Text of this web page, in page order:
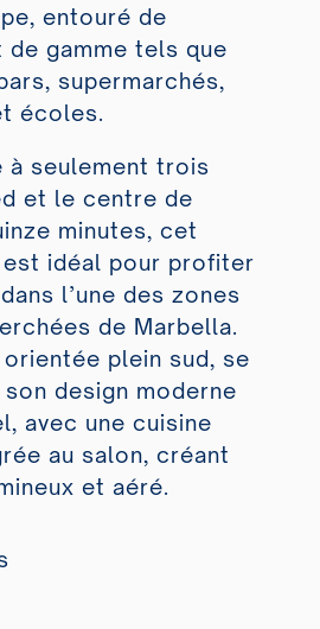
entouré de
de gamme tels que
supermarchés,
écoles.
à seulement trois
et le centre de
minutes, cet
idéal pour profiter
l’une des zones
de Marbella.
plein sud, se
design moderne
avec une cuisine
au salon, créant
et aéré.